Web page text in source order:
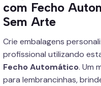
com Fecho
Sem Arte
Crie embalagens
profissional utilizando
Fecho Automático. Um
para lembrancinhas,